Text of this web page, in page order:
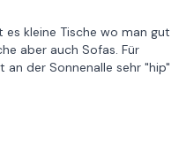
kleine Tische wo man gut
aber auch Sofas. Für
der Sonnenalle sehr "hip"